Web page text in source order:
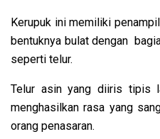
Kerupuk ini memiliki
bentuknya bulat dengan
seperti telur.
Telur asin yang diiris tipis
menghasilkan rasa yang
orang penasaran.